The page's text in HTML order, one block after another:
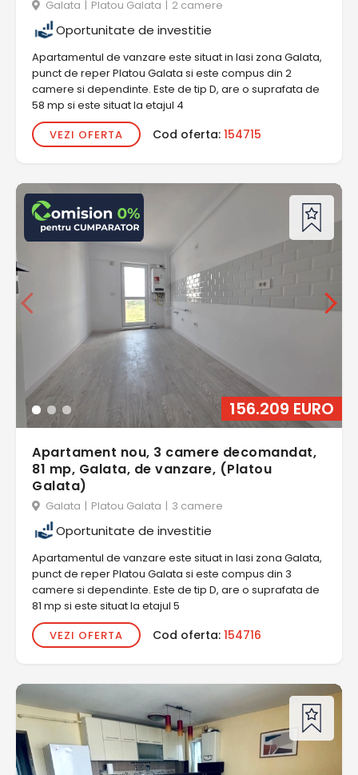
Galata | Platou Galata | 2 camere
Oportunitate de investitie
Apartamentul de vanzare este situat in Iasi zona Galata,
punct de reper Platou Galata si este compus din 2
camere si dependinte. Este de tip D, are o suprafata de
58 mp si este situat la etajul 4
VEZI OFERTA
Cod oferta: 154715
156.209 EURO
Apartament nou, 3 camere decomandat,
81 mp, Galata, de vanzare, (Platou
Galata)
Galata | Platou Galata | 3 camere
Oportunitate de investitie
Apartamentul de vanzare este situat in Iasi zona Galata,
punct de reper Platou Galata si este compus din 3
camere si dependinte. Este de tip D, are o suprafata de
81 mp si este situat la etajul 5
VEZI OFERTA
Cod oferta: 154716